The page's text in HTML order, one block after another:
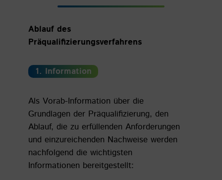
Ablauf des
Präqualifizierungsverfahrens
1. Information
Als Vorab-Information über die
Grundlagen der Präqualifizierung, den
Ablauf, die zu erfüllenden Anforderungen
und einzureichenden Nachweise werden
nachfolgend die wichtigsten
Informationen bereitgestellt: